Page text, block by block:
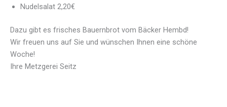
Nudelsalat 2,20€
Dazu gibt es frisches Bauernbrot vom Bäcker Hembd!
Wir freuen uns auf Sie und wünschen Ihnen eine schöne
Woche!
Ihre Metzgerei Seitz